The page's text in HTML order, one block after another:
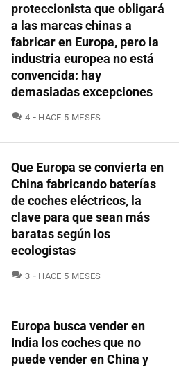
proteccionista que obligará
a las marcas chinas a
fabricar en Europa, pero la
industria europea no está
convencida: hay
demasiadas excepciones
4 COMENTARIOS
HACE 5 MESES
Que Europa se convierta en
China fabricando baterías
de coches eléctricos, la
clave para que sean más
baratas según los
ecologistas
3 COMENTARIOS
HACE 5 MESES
Europa busca vender en
India los coches que no
puede vender en China y